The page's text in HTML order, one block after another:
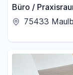
Büro /
zentraler Lage
75433